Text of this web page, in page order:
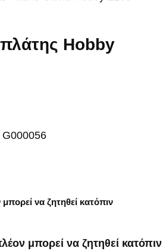
Hobby
G000056
να ζητηθεί κατόπιν
μπορεί να ζητηθεί κατόπιν